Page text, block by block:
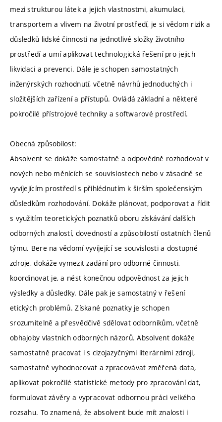
mezi strukturou látek a jejich vlastnostmi, akumulaci,
transportem a vlivem na životní prostředí, je si vědom rizik a
důsledků lidské činnosti na jednotlivé složky životního
prostředí a umí aplikovat technologická řešení pro jejich
likvidaci a prevenci. Dále je schopen samostatných
inženýrských rozhodnutí, včetně návrhů jednoduchých i
složitějších zařízení a přístupů. Ovládá základní a některé
pokročilé přístrojové techniky a softwarové prostředí.
Obecná způsobilost:
Absolvent se dokáže samostatně a odpovědně rozhodovat v
nových nebo měnících se souvislostech nebo v zásadně se
vyvíjejícím prostředí s přihlédnutím k širším společenským
důsledkům rozhodování. Dokáže plánovat, podporovat a řídit
s využitím teoretických poznatků oboru získávání dalších
odborných znalostí, dovedností a způsobilostí ostatních členů
týmu. Bere na vědomí vyvíjející se souvislosti a dostupné
zdroje, dokáže vymezit zadání pro odborné činnosti,
koordinovat je, a nést konečnou odpovědnost za jejich
výsledky a důsledky. Dále pak je samostatný v řešení
etických problémů. Získané poznatky je schopen
srozumitelně a přesvědčivě sdělovat odborníkům, včetně
obhajoby vlastních odborných názorů. Absolvent dokáže
samostatně pracovat i s cizojazyčnými literárními zdroji,
samostatně vyhodnocovat a zpracovávat změřená data,
aplikovat pokročilé statistické metody pro zpracování dat,
formulovat závěry a vypracovat odbornou práci velkého
rozsahu. To znamená, že absolvent bude mít znalosti i